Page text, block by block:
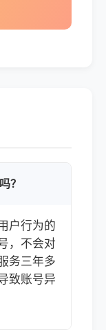
？
户行为的
，不会对
务三年多
致账号异